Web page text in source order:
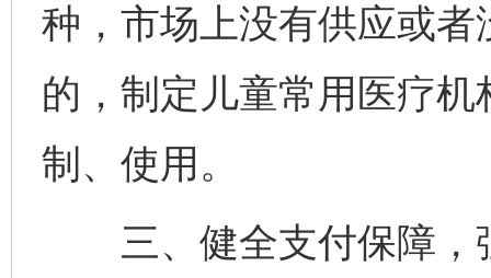
种，市场上没有供应或
的，制定儿童常用医疗
制、使用。
三、健全支付保障，